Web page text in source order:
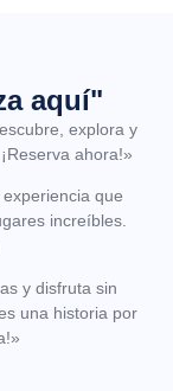
aquí"
explora y
ahora!»
que
increíbles.
y disfruta sin
una historia por